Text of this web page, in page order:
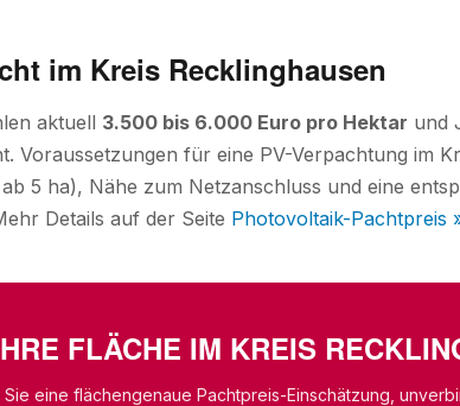
im Kreis Recklinghausen
aktuell 3.500 bis 6.000 Euro pro Hektar und
Voraussetzungen für eine PV-Verpachtung im
5 ha), Nähe zum Netzanschluss und eine
Details auf der Seite Photovoltaik-Pachtpreis
FLÄCHE IM KREIS
Sie eine flächengenaue Pachtpreis-Einschätzung,